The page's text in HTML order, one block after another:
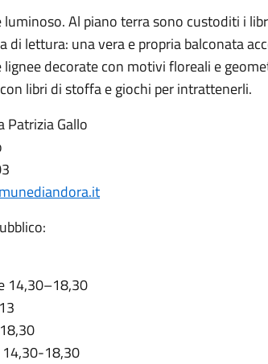
Al piano terra sono custoditi i
di lettura: una vera e propria balconata
decorate con motivi floreali e
libri di stoffa e giochi per intrattenerli.
Patrizia Gallo
14,30–18,30
14,30-18,30